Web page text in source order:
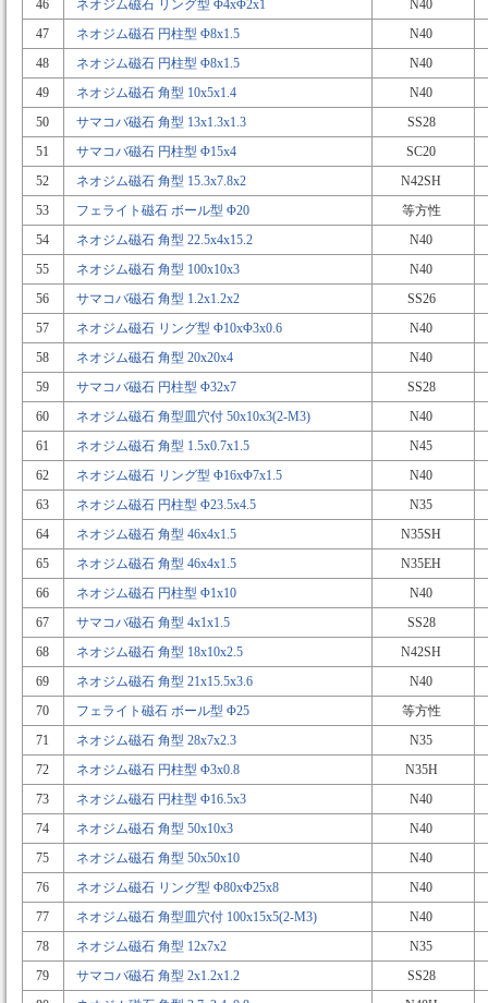
46
ネオジム磁石 リング型 Φ4xΦ2x1
N40
47
ネオジム磁石 円柱型 Φ8x1.5
N40
48
ネオジム磁石 円柱型 Φ8x1.5
N40
49
ネオジム磁石 角型 10x5x1.4
N40
50
サマコバ磁石 角型 13x1.3x1.3
SS28
51
サマコバ磁石 円柱型 Φ15x4
SC20
52
ネオジム磁石 角型 15.3x7.8x2
N42SH
53
フェライト磁石 ボール型 Φ20
等方性
54
ネオジム磁石 角型 22.5x4x15.2
N40
55
ネオジム磁石 角型 100x10x3
N40
56
サマコバ磁石 角型 1.2x1.2x2
SS26
57
ネオジム磁石 リング型 Φ10xΦ3x0.6
N40
58
ネオジム磁石 角型 20x20x4
N40
59
サマコバ磁石 円柱型 Φ32x7
SS28
60
ネオジム磁石 角型皿穴付 50x10x3(2-M3)
N40
61
ネオジム磁石 角型 1.5x0.7x1.5
N45
62
ネオジム磁石 リング型 Φ16xΦ7x1.5
N40
63
ネオジム磁石 円柱型 Φ23.5x4.5
N35
64
ネオジム磁石 角型 46x4x1.5
N35SH
65
ネオジム磁石 角型 46x4x1.5
N35EH
66
ネオジム磁石 円柱型 Φ1x10
N40
67
サマコバ磁石 角型 4x1x1.5
SS28
68
ネオジム磁石 角型 18x10x2.5
N42SH
69
ネオジム磁石 角型 21x15.5x3.6
N40
70
フェライト磁石 ボール型 Φ25
等方性
71
ネオジム磁石 角型 28x7x2.3
N35
72
ネオジム磁石 円柱型 Φ3x0.8
N35H
73
ネオジム磁石 円柱型 Φ16.5x3
N40
74
ネオジム磁石 角型 50x10x3
N40
75
ネオジム磁石 角型 50x50x10
N40
76
ネオジム磁石 リング型 Φ80xΦ25x8
N40
77
ネオジム磁石 角型皿穴付 100x15x5(2-M3)
N40
78
ネオジム磁石 角型 12x7x2
N35
79
サマコバ磁石 角型 2x1.2x1.2
SS28